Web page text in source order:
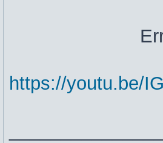
https://youtu.be/